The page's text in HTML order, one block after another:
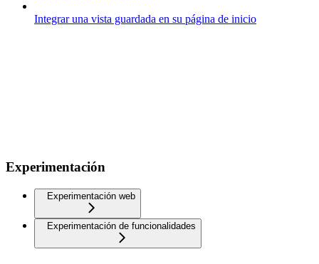
Integrar una vista guardada en su página de inicio
Experimentación
Experimentación web
Experimentación de funcionalidades